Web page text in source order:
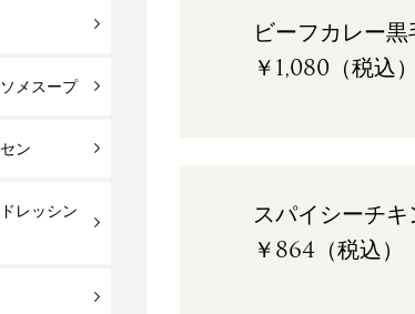
メスープ
ン
レッシン
ビーフカレー黒
￥1,080（税込）
スパイシーチキ
￥864（税込）